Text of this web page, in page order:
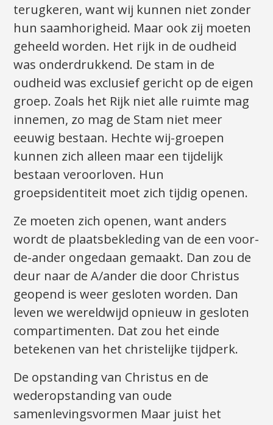
terugkeren, want wij kunnen niet zonder
hun saamhorigheid. Maar ook zij moeten
geheeld worden. Het rijk in de oudheid
was onderdrukkend. De stam in de
oudheid was exclusief gericht op de eigen
groep. Zoals het Rijk niet alle ruimte mag
innemen, zo mag de Stam niet meer
eeuwig bestaan. Hechte wij-groepen
kunnen zich alleen maar een tijdelijk
bestaan veroorloven. Hun
groepsidentiteit moet zich tijdig openen.
Ze moeten zich openen, want anders
wordt de plaatsbekleding van de een voor-
de-ander ongedaan gemaakt. Dan zou de
deur naar de A/ander die door Christus
geopend is weer gesloten worden. Dan
leven we wereldwijd opnieuw in gesloten
compartimenten. Dat zou het einde
betekenen van het christelijke tijdperk.
De opstanding van Christus en de
wederopstanding van oude
samenlevingsvormen Maar juist het